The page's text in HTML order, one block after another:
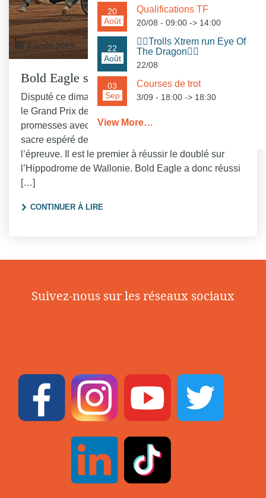
4 août 2019 GRAND PRIX DE WALLONIE
Bold Eagle s’offre le doublé à Mons
Disputé ce dimanche 4 août sous un généreux soleil,
le Grand Prix de Wallonie a tenu toutes ses
promesses avec une belle lutte pour la victoire et le
sacre espéré de Bold Eagle, le grand favori de
l’épreuve. Il est le premier à réussir le doublé sur
l’Hippodrome de Wallonie. Bold Eagle a donc réussi
[…]
CONTINUER À LIRE
Suivez-nous sur les réseaux sociaux
Août
20 Qualifications TF
20/08 - 09:00 -> 14:00
Août
22
🏃‍♀️Trolls Xtrem run Eye Of
The Dragon🏃‍♂️
22/08
Sep
03 Courses de trot
3/09 - 18:00 -> 18:30
View More…